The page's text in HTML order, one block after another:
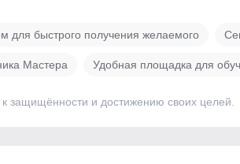
для быстрого получения желаемого
Мастера Удобная площадка для
защищённости и достижению своих целей.